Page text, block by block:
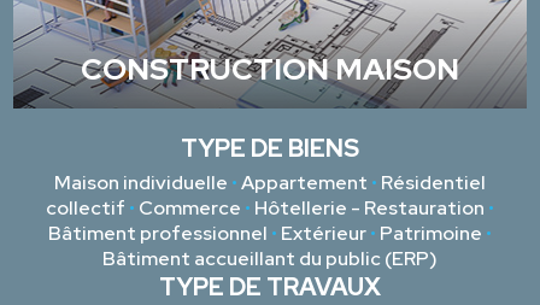
CONSTRUCTION MAISON
TYPE DE BIENS
Maison individuelle •Appartement • Résidentiel
collectif • Commerce • Hôtellerie - Restauration •
Bâtiment professionnel • Extérieur• Patrimoine •
Bâtiment accueillant du public (ERP)
TYPE DE TRAVAUX